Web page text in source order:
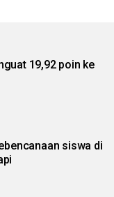
19,92 poin ke
siswa di